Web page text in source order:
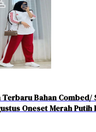
Terbaru Bahan Combed/
Oneset Merah Putih